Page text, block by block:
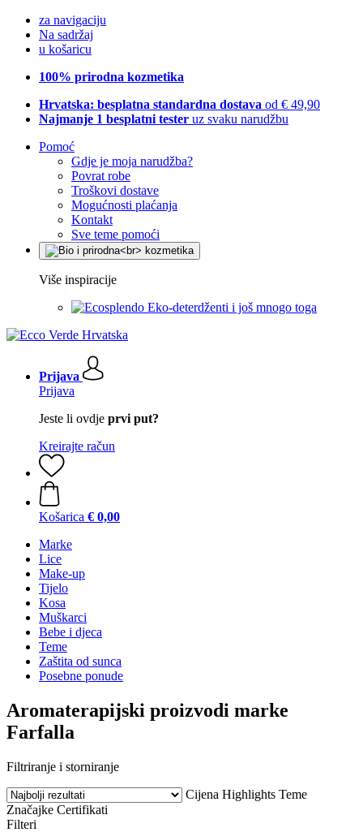
za navigaciju
Na sadržaj
u košaricu
100% prirodna kozmetika
Hrvatska: besplatna standardna dostava od € 49,90
Najmanje 1 besplatni tester uz svaku narudžbu
Pomoć
Gdje je moja narudžba?
Povrat robe
Troškovi dostave
Mogućnosti plaćanja
Kontakt
Sve teme pomoći
Više inspiracije
Eko-deterdženti i još mnogo toga
Prijava
Prijava
Jeste li ovdje prvi put?
Kreirajte račun
Košarica € 0,00
Marke
Lice
Make-up
Tijelo
Kosa
Muškarci
Bebe i djeca
Teme
Zaštita od sunca
Posebne ponude
Aromaterapijski proizvodi marke
Farfalla
Filtriranje i storniranje
Cijena Highlights Teme
Značajke Certifikati
Filteri